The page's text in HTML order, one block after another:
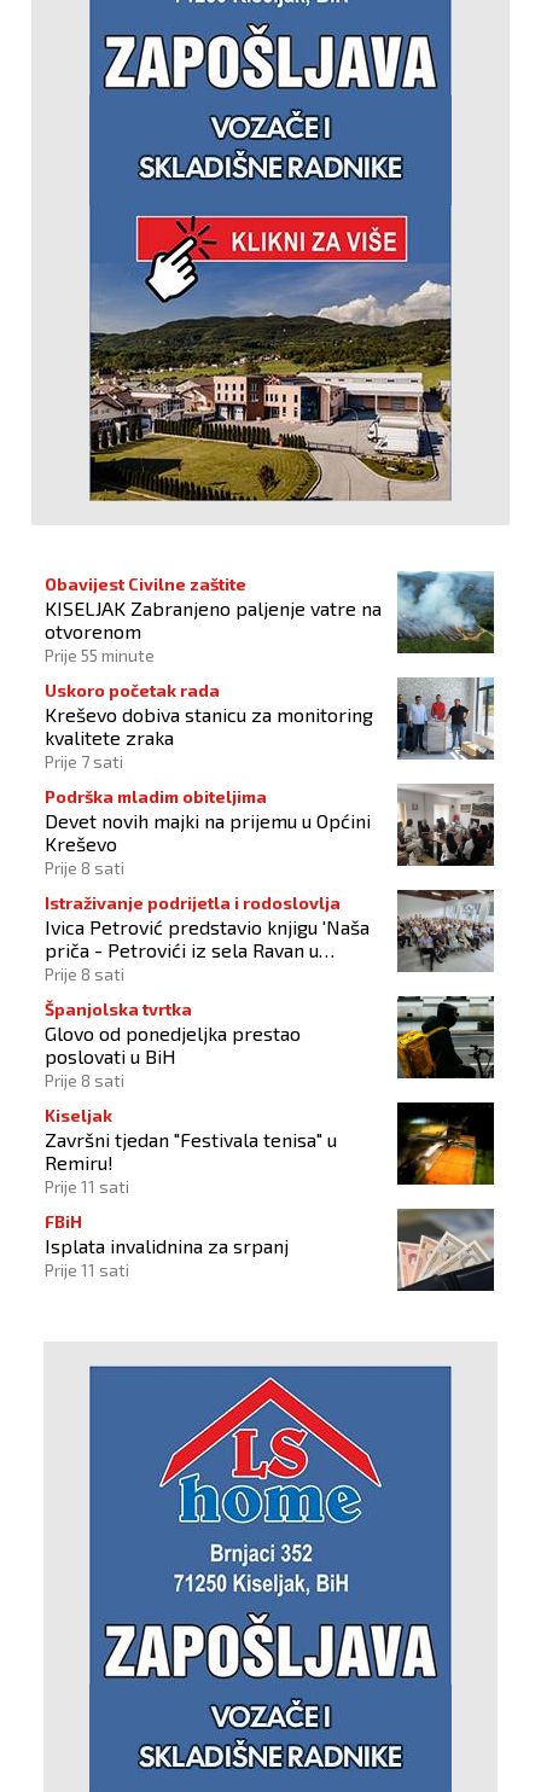
Obavijest Civilne zaštite
KISELJAK Zabranjeno paljenje vatre na
otvorenom
Prije 55 minute
Uskoro početak rada
Kreševo dobiva stanicu za monitoring
kvalitete zraka
Prije 7 sati
Podrška mladim obiteljima
Devet novih majki na prijemu u Općini
Kreševo
Prije 8 sati
Istraživanje podrijetla i rodoslovlja
Ivica Petrović predstavio knjigu 'Naša
priča - Petrovići iz sela Ravan u
Busovači'
Prije 8 sati
Španjolska tvrtka
Glovo od ponedjeljka prestao
poslovati u BiH
Prije 8 sati
Kiseljak
Završni tjedan "Festivala tenisa" u
Remiru!
Prije 11 sati
FBiH
Isplata invalidnina za srpanj
Prije 11 sati